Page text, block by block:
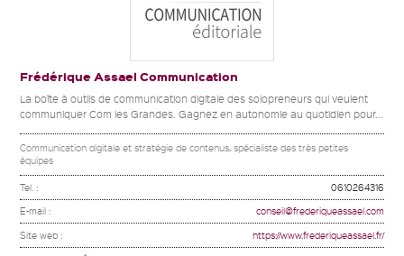
Frédérique Assael Communication
La boîte à outils de communication digitale des solopreneurs qui veulent
communiquer Com les Grandes. Gagnez en autonomie au quotidien pour...
Communication digitale et stratégie de contenus, spécialiste des très petites
équipes
Tel. : 0610264316
E-mail : conseil@frederiqueassael.com
Site web : https://www.frederiqueassael.fr/